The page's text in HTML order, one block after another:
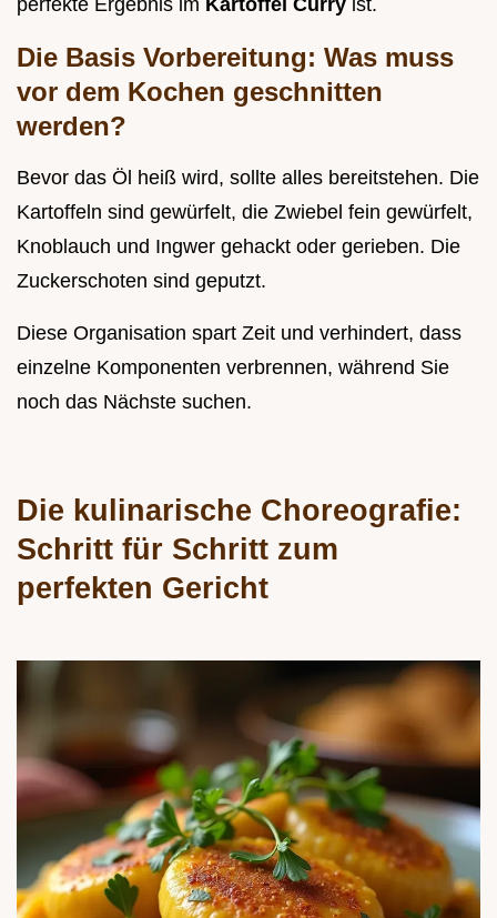
perfekte Ergebnis im Kartoffel Curry ist.
Die Basis Vorbereitung: Was muss
vor dem Kochen geschnitten
werden?
Bevor das Öl heiß wird, sollte alles bereitstehen. Die
Kartoffeln sind gewürfelt, die Zwiebel fein gewürfelt,
Knoblauch und Ingwer gehackt oder gerieben. Die
Zuckerschoten sind geputzt.
Diese Organisation spart Zeit und verhindert, dass
einzelne Komponenten verbrennen, während Sie
noch das Nächste suchen.
Die kulinarische Choreografie:
Schritt für Schritt zum
perfekten Gericht